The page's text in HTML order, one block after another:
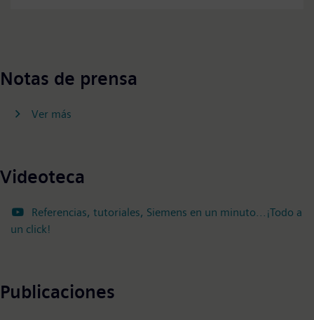
Notas de prensa
Ver más
Videoteca
Referencias, tutoriales, Siemens en un minuto...¡Todo a
un click!
Publicaciones